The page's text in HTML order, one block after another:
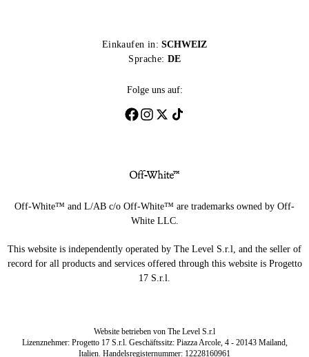
Einkaufen in: SCHWEIZ
Sprache: DE
Folge uns auf:
Off-White™ and L/AB c/o Off-White™ are trademarks owned by Off-
White LLC.
This website is independently operated by The Level S.r.l, and the seller of
record for all products and services offered through this website is Progetto
17 S.r.l.
Website betrieben von The Level S.r.l
Lizenznehmer: Progetto 17 S.r.l. Geschäftssitz: Piazza Arcole, 4 - 20143 Mailand,
Italien. Handelsregisternummer: 12228160961